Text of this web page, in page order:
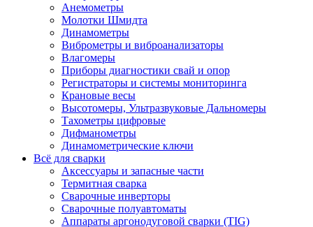
Анемометры
Молотки Шмидта
Динамометры
Виброметры и виброанализаторы
Влагомеры
Приборы диагностики свай и опор
Регистраторы и системы мониторинга
Крановые весы
Высотомеры, Ультразвуковые Дальномеры
Тахометры цифровые
Дифманометры
Динамометрические ключи
Всё для сварки
Аксессуары и запасные части
Термитная сварка
Сварочные инверторы
Сварочные полуавтоматы
Аппараты аргонодуговой сварки (TIG)